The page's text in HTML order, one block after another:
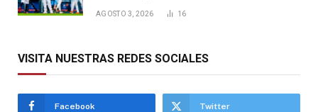
AGOSTO 3, 2026 16
VISITA NUESTRAS REDES SOCIALES
Facebook Twitter